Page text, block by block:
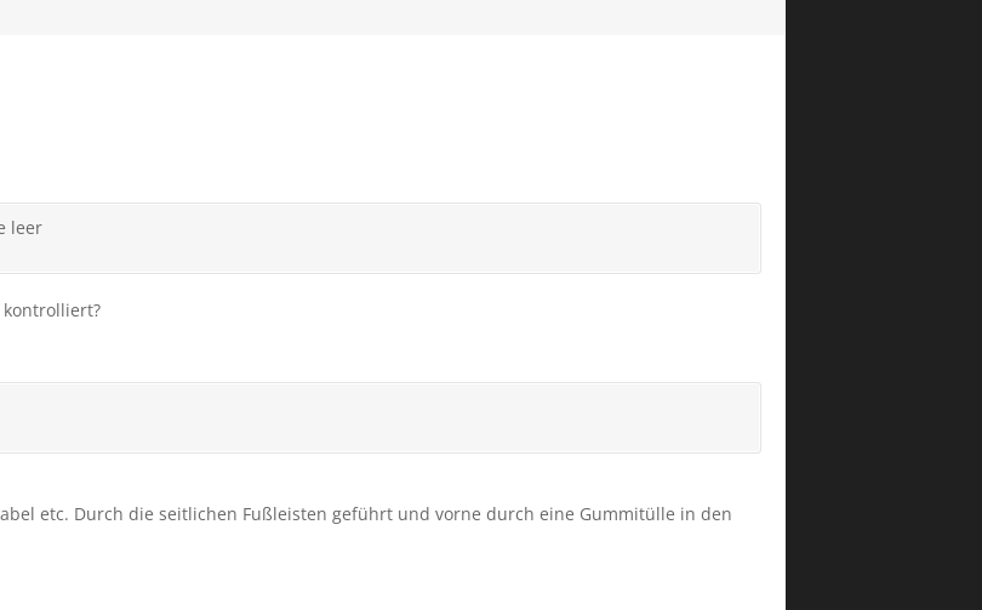
leer
kontrolliert?
etc. Durch die seitlichen Fußleisten geführt und vorne durch eine Gummitülle in den